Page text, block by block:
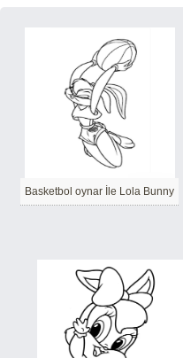
Basketbol oynar İle Lola Bunny